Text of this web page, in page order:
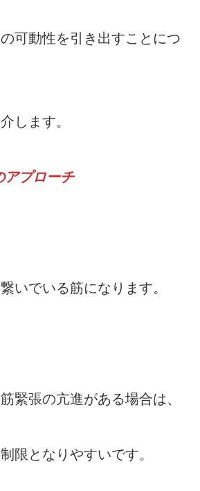
可動性を引き出すことにつ
します。
プローチ
いでいる筋になります。
緊張の亢進がある場合は、
限となりやすいです。